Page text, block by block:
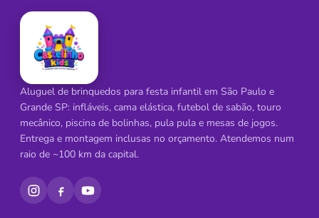
Aluguel de brinquedos para festa infantil em São Paulo e
Grande SP: infláveis, cama elástica, futebol de sabão, touro
mecânico, piscina de bolinhas, pula pula e mesas de jogos.
Entrega e montagem inclusas no orçamento. Atendemos num
raio de ~100 km da capital.